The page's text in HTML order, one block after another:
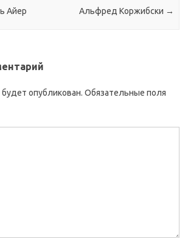
Айер Альфред Коржибски →
опубликован. Обязательные поля